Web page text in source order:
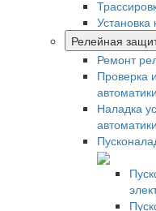
Релейная
Ремонт
Проверка
автоматики
Наладка
автоматики